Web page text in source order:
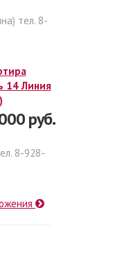
тел. 8-
14 Линия
руб.
8-928-